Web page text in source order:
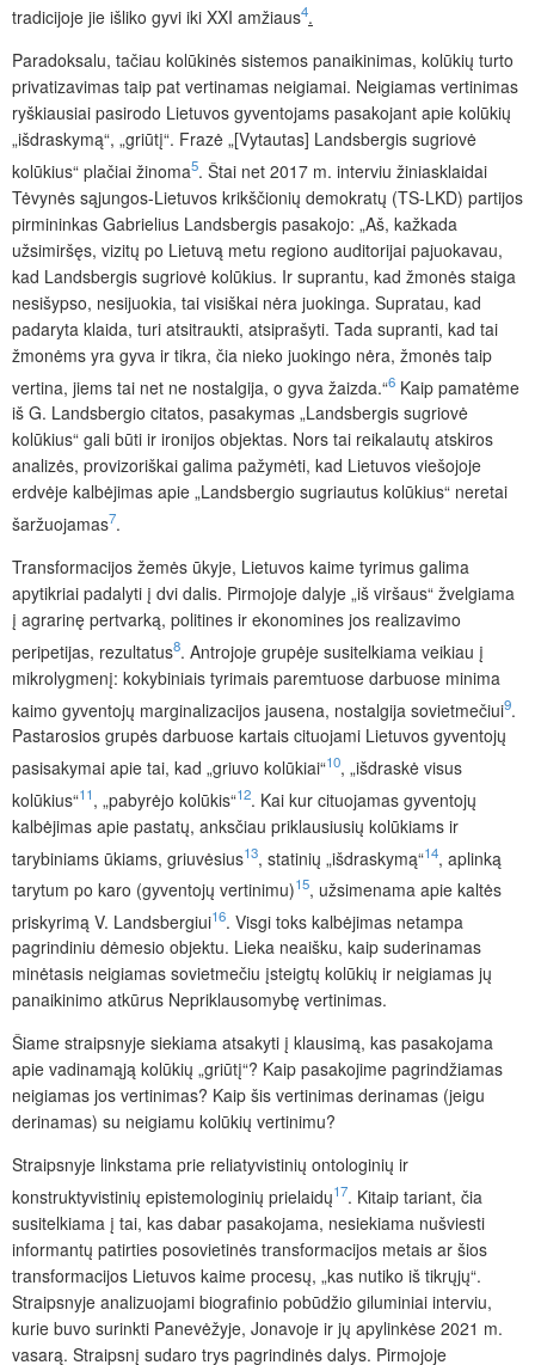
tradicijoje jie išliko gyvi iki XXI amžiaus4.
Paradoksalu, tačiau kolūkinės sistemos panaikinimas, kolūkių turto
privatizavimas taip pat vertinamas neigiamai. Neigiamas vertinimas
ryškiausiai pasirodo Lietuvos gyventojams pasakojant apie kolūkių
„išdraskymą“, „griūtį“. Frazė „[Vytautas] Landsbergis sugriovė
kolūkius“ plačiai žinoma5. Štai net 2017 m. interviu žiniasklaidai
Tėvynės sąjungos-Lietuvos krikščionių demokratų (TS-LKD) partijos
pirmininkas Gabrielius Landsbergis pasakojo: „Aš, kažkada
užsimiršęs, vizitų po Lietuvą metu regiono auditorijai pajuokavau,
kad Landsbergis sugriovė kolūkius. Ir suprantu, kad žmonės staiga
nesišypso, nesijuokia, tai visiškai nėra juokinga. Supratau, kad
padaryta klaida, turi atsitraukti, atsiprašyti. Tada supranti, kad tai
žmonėms yra gyva ir tikra, čia nieko juokingo nėra, žmonės taip
vertina, jiems tai net ne nostalgija, o gyva žaizda.“6 Kaip pamatėme
iš G. Landsbergio citatos, pasakymas „Landsbergis sugriovė
kolūkius“ gali būti ir ironijos objektas. Nors tai reikalautų atskiros
analizės, provizoriškai galima pažymėti, kad Lietuvos viešojoje
erdvėje kalbėjimas apie „Landsbergio sugriautus kolūkius“ neretai
šaržuojamas7.
Transformacijos žemės ūkyje, Lietuvos kaime tyrimus galima
apytikriai padalyti į dvi dalis. Pirmojoje dalyje „iš viršaus“ žvelgiama
į agrarinę pertvarką, politines ir ekonomines jos realizavimo
peripetijas, rezultatus8. Antrojoje grupėje susitelkiama veikiau į
mikrolygmenį: kokybiniais tyrimais paremtuose darbuose minima
kaimo gyventojų marginalizacijos jausena, nostalgija sovietmečiui9.
Pastarosios grupės darbuose kartais cituojami Lietuvos gyventojų
pasisakymai apie tai, kad „griuvo kolūkiai“10, „išdraskė visus
kolūkius“11, „pabyrėjo kolūkis“12. Kai kur cituojamas gyventojų
kalbėjimas apie pastatų, anksčiau priklausiusių kolūkiams ir
tarybiniams ūkiams, griuvėsius13, statinių „išdraskymą“14, aplinką
tarytum po karo (gyventojų vertinimu)15, užsimenama apie kaltės
priskyrimą V. Landsbergiui16. Visgi toks kalbėjimas netampa
pagrindiniu dėmesio objektu. Lieka neaišku, kaip suderinamas
minėtasis neigiamas sovietmečiu įsteigtų kolūkių ir neigiamas jų
panaikinimo atkūrus Nepriklausomybę vertinimas.
Šiame straipsnyje siekiama atsakyti į klausimą, kas pasakojama
apie vadinamąją kolūkių „griūtį“? Kaip pasakojime pagrindžiamas
neigiamas jos vertinimas? Kaip šis vertinimas derinamas (jeigu
derinamas) su neigiamu kolūkių vertinimu?
Straipsnyje linkstama prie reliatyvistinių ontologinių ir
konstruktyvistinių epistemologinių prielaidų17. Kitaip tariant, čia
susitelkiama į tai, kas dabar pasakojama, nesiekiama nušviesti
informantų patirties posovietinės transformacijos metais ar šios
transformacijos Lietuvos kaime procesų, „kas nutiko iš tikrųjų“.
Straipsnyje analizuojami biografinio pobūdžio giluminiai interviu,
kurie buvo surinkti Panevėžyje, Jonavoje ir jų apylinkėse 2021 m.
vasarą. Straipsnį sudaro trys pagrindinės dalys. Pirmojoje